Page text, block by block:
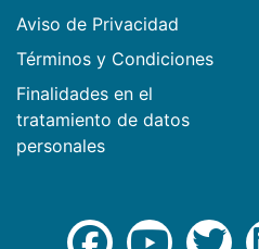
Aviso de Privacidad
Términos y Condiciones
Finalidades en el
tratamiento de datos
personales